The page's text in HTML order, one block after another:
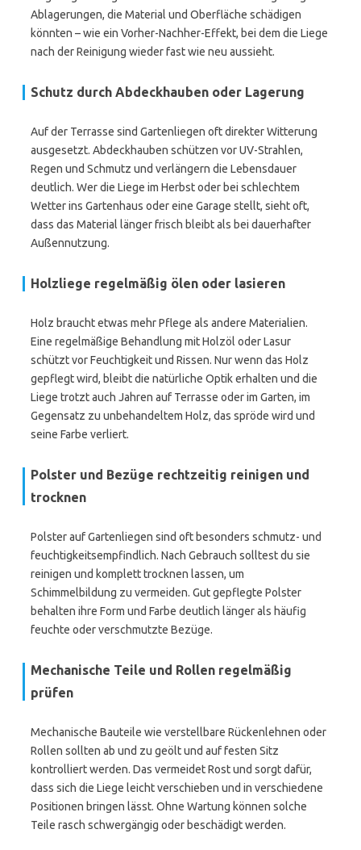
Ablagerungen, die Material und Oberfläche schädigen
könnten – wie ein Vorher-Nachher-Effekt, bei dem die Liege
nach der Reinigung wieder fast wie neu aussieht.
Schutz durch Abdeckhauben oder Lagerung
Auf der Terrasse sind Gartenliegen oft direkter Witterung
ausgesetzt. Abdeckhauben schützen vor UV-Strahlen,
Regen und Schmutz und verlängern die Lebensdauer
deutlich. Wer die Liege im Herbst oder bei schlechtem
Wetter ins Gartenhaus oder eine Garage stellt, sieht oft,
dass das Material länger frisch bleibt als bei dauerhafter
Außennutzung.
Holzliege regelmäßig ölen oder lasieren
Holz braucht etwas mehr Pflege als andere Materialien.
Eine regelmäßige Behandlung mit Holzöl oder Lasur
schützt vor Feuchtigkeit und Rissen. Nur wenn das Holz
gepflegt wird, bleibt die natürliche Optik erhalten und die
Liege trotzt auch Jahren auf Terrasse oder im Garten, im
Gegensatz zu unbehandeltem Holz, das spröde wird und
seine Farbe verliert.
Polster und Bezüge rechtzeitig reinigen und
trocknen
Polster auf Gartenliegen sind oft besonders schmutz- und
feuchtigkeitsempfindlich. Nach Gebrauch solltest du sie
reinigen und komplett trocknen lassen, um
Schimmelbildung zu vermeiden. Gut gepflegte Polster
behalten ihre Form und Farbe deutlich länger als häufig
feuchte oder verschmutzte Bezüge.
Mechanische Teile und Rollen regelmäßig
prüfen
Mechanische Bauteile wie verstellbare Rückenlehnen oder
Rollen sollten ab und zu geölt und auf festen Sitz
kontrolliert werden. Das vermeidet Rost und sorgt dafür,
dass sich die Liege leicht verschieben und in verschiedene
Positionen bringen lässt. Ohne Wartung können solche
Teile rasch schwergängig oder beschädigt werden.